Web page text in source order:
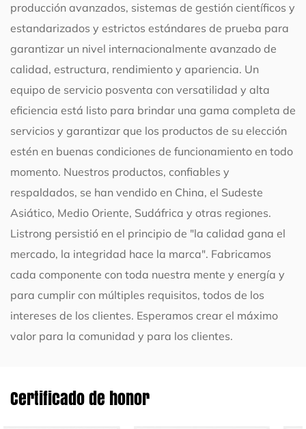
producción avanzados, sistemas de gestión científicos y
estandarizados y estrictos estándares de prueba para
garantizar un nivel internacionalmente avanzado de
calidad, estructura, rendimiento y apariencia. Un
equipo de servicio posventa con versatilidad y alta
eficiencia está listo para brindar una gama completa de
servicios y garantizar que los productos de su elección
estén en buenas condiciones de funcionamiento en todo
momento. Nuestros productos, confiables y
respaldados, se han vendido en China, el Sudeste
Asiático, Medio Oriente, Sudáfrica y otras regiones.
Listrong persistió en el principio de "la calidad gana el
mercado, la integridad hace la marca". Fabricamos
cada componente con toda nuestra mente y energía y
para cumplir con múltiples requisitos, todos de los
intereses de los clientes. Esperamos crear el máximo
valor para la comunidad y para los clientes.
Certificado de honor